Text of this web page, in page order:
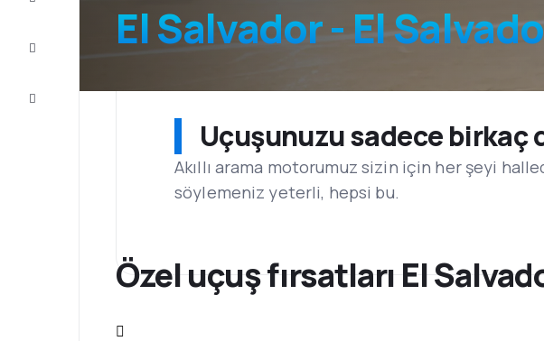
Müşteri
El Salvador - El
Uçuşunuzu sadece birkaç
Akıllı arama motorumuz sizin için her şeyi
söylemeniz yeterli, hepsi bu.
Özel uçuş fırsatları El